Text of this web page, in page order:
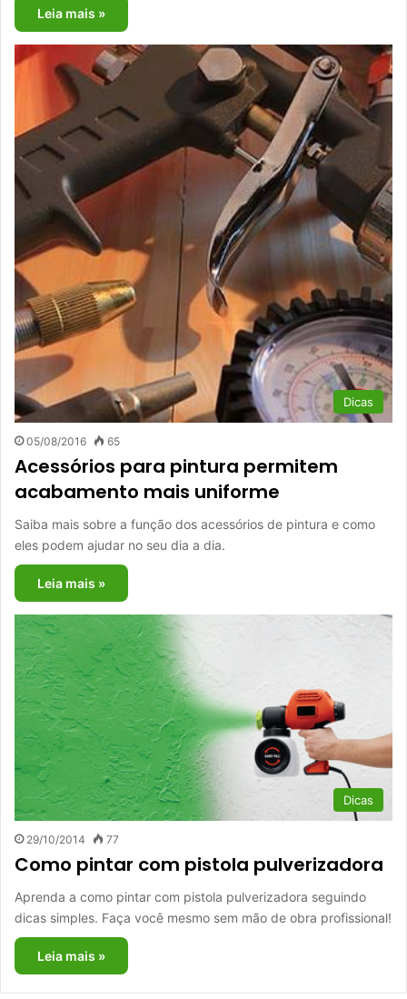
Leia mais »
Dicas
05/08/2016 65
Acessórios para pintura permitem
acabamento mais uniforme
Saiba mais sobre a função dos acessórios de pintura e como
eles podem ajudar no seu dia a dia.
Leia mais »
Dicas
29/10/2014 77
Como pintar com pistola pulverizadora
Aprenda a como pintar com pistola pulverizadora seguindo
dicas simples. Faça você mesmo sem mão de obra profissional!
Leia mais »